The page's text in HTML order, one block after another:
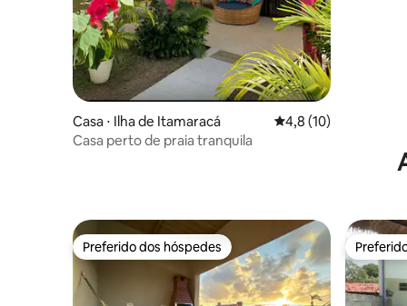
Casa ⋅ Ilha de Itamaracá 4,8 de uma avaliação
4,8 (10)
Casa perto de praia tranquila
Preferido dos hóspedes
Preferido dos hóspedes